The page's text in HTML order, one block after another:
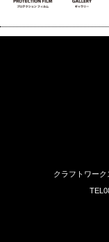
クラフトワー